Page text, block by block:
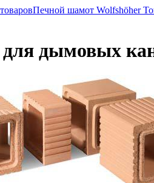
Печной шамот Wolfshöher
дымовых